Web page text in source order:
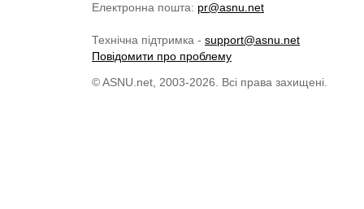
Електронна пошта: pr@asnu.net
Технічна підтримка - support@asnu.net
Повідомити про проблему
© ASNU.net, 2003-2026. Всі права захищені.